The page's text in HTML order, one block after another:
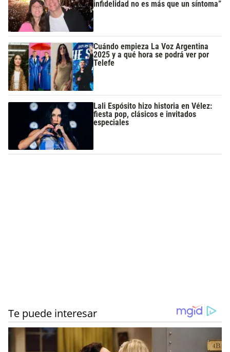
infidelidad no es más que un síntoma”
Cuándo empieza La Voz Argentina
2025 y a qué hora se podrá ver por
Telefe
Lali Espósito hizo historia en Vélez:
fiesta pop, clásicos e invitados
especiales